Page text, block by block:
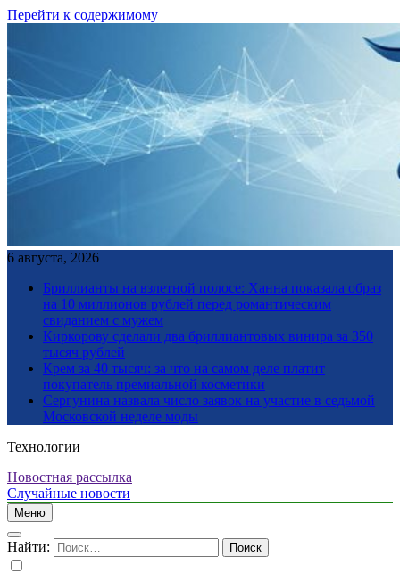
Перейти к содержимому
6 августа, 2026
Бриллианты на взлетной полосе: Ханна показала образ
на 10 миллионов рублей перед романтическим
свиданием с мужем
Киркорову сделали два бриллиантовых винира за 350
тысяч рублей
Крем за 40 тысяч: за что на самом деле платит
покупатель премиальной косметики
Сергунина назвала число заявок на участие в седьмой
Московской неделе моды
Технологии
Новостная рассылка
Случайные новости
Меню
Найти: